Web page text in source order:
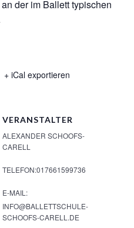
der im Ballett typischen
+ iCal exportieren
VERANSTALTER
ALEXANDER SCHOOFS-
CARELL
TELEFON:017661599736
E-MAIL:
INFO@BALLETTSCHULE-
SCHOOFS-CARELL.DE